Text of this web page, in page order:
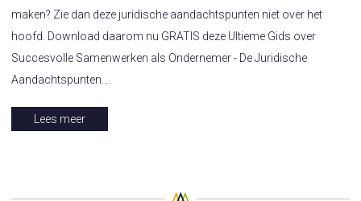
maken? Zie dan deze juridische aandachtspunten niet over het
hoofd. Download daarom nu GRATIS deze Ultieme Gids over
Succesvolle Samenwerken als Ondernemer - De Juridische
Aandachtspunten....
Lees meer